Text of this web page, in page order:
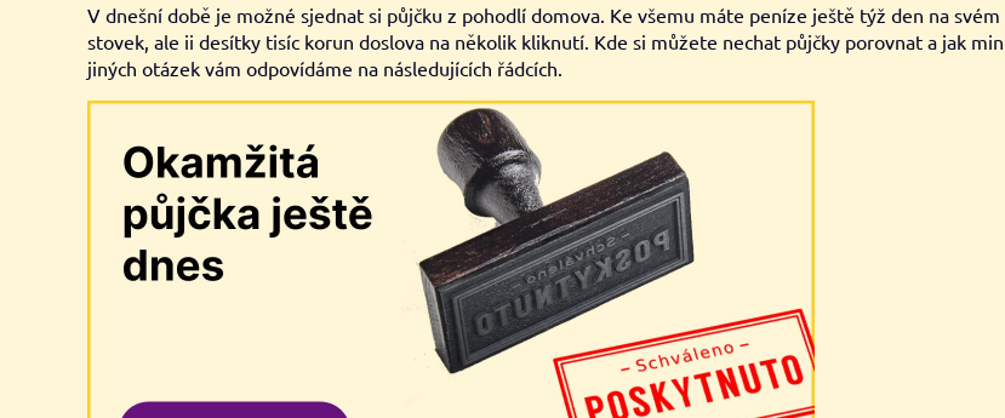
V dnešní době je možné sjednat si půjčku z pohodlí domova. Ke všemu máte peníze ještě týž den na
stovek, ale ii desítky tisíc korun doslova na několik kliknutí. Kde si můžete nechat půjčky porovnat a jak
jiných otázek vám odpovídáme na následujících řádcích.